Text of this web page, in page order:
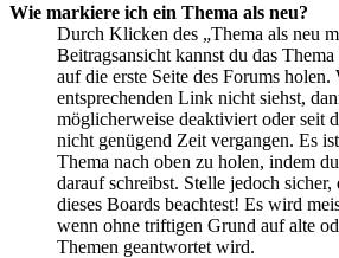
Wie markiere ich ein Thema als neu?
Durch Klicken des „Thema als neu
Beitragsansicht kannst du das
auf die erste Seite des Forums holen.
entsprechenden Link nicht siehst,
möglicherweise deaktiviert oder seit
nicht genügend Zeit vergangen. Es
Thema nach oben zu holen, indem
darauf schreibst. Stelle jedoch sicher,
dieses Boards beachtest! Es wird
wenn ohne triftigen Grund auf alte
Themen geantwortet wird.